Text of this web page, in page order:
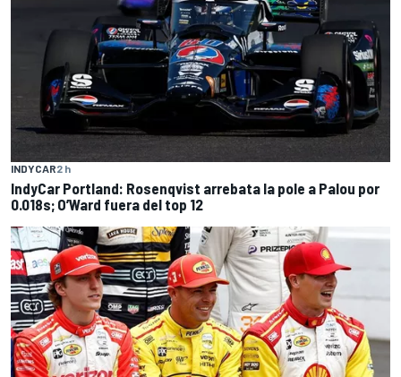
INDYCAR2 h
IndyCar Portland: Rosenqvist arrebata la pole a Palou por
0.018s; O’Ward fuera del top 12